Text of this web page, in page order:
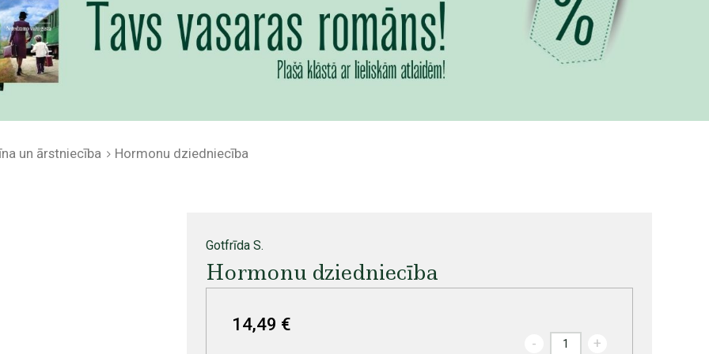
un ārstniecība Hormonu dziedniecība
Gotfrīda S.
Hormonu dziedniecība
14,49 €
- +